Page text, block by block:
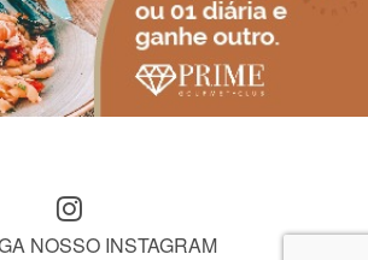
NOSSO INSTAGRAM